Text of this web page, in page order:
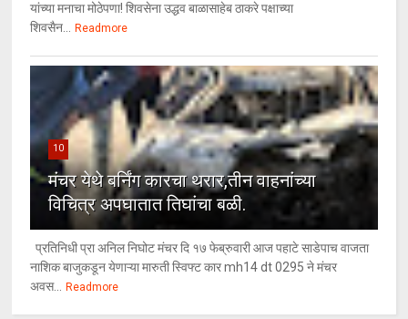
यांच्या मनाचा मोठेपणा! शिवसेना उद्धव बाळासाहेब ठाकरे पक्षाच्या
शिवसैन... Readmore
10
मंचर येथे बर्निंग कारचा थरार,तीन वाहनांच्या
विचित्र अपघातात तिघांचा बळी.
प्रतिनिधी प्रा अनिल निघोट मंचर दि १७ फेब्रुवारी आज पहाटे साडेपाच वाजता
नाशिक बाजुकडून येणाऱ्या मारुती स्विफ्ट कार mh14 dt 0295 ने मंचर
अवस... Readmore